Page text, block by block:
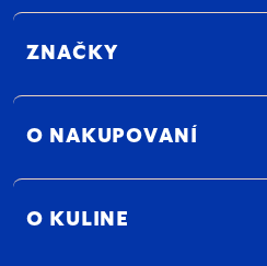
ZNAČKY
O NAKUPOVANÍ
O KULINE